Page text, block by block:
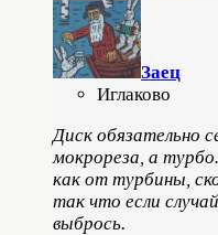
Заец
Иглаково
Диск обязательно
мокрореза, а
как от турбины,
так что если
выбрось.